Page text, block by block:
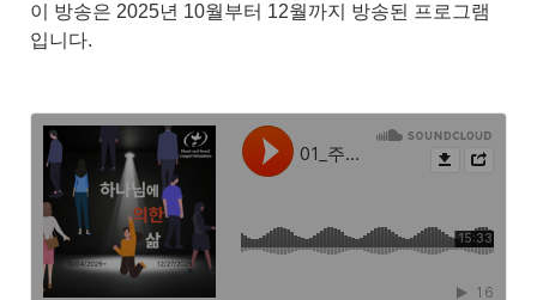
이 방송은 2025년 10월부터 12월까지 방송된 프로그램
입니다.